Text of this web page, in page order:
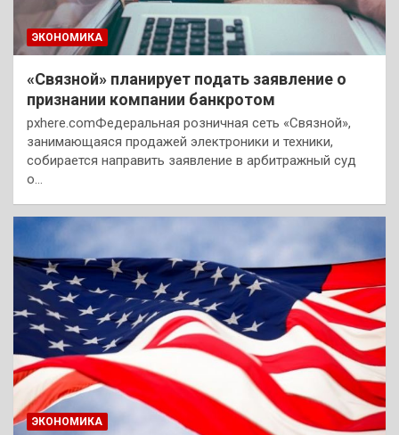
ЭКОНОМИКА
«Связной» планирует подать заявление о
признании компании банкротом
pxhere.comФедеральная розничная сеть «Связной»,
занимающаяся продажей электроники и техники,
собирается направить заявление в арбитражный суд
о…
ЭКОНОМИКА